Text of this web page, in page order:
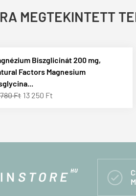
MEGTEKINTETT
Biszglicinát 200 mg,
Factors Magnesium
Ft 13 250 Ft
